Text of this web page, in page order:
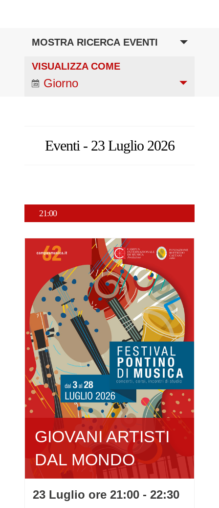
CORSI DI SERMONETA
Eventi
viste
MOSTRA RICERCA EVENTI
Evento
Viste
VISUALIZZA COME
Giorno
Eventi - 23 Luglio 2026
21:00
GIOVANI ARTISTI
DAL MONDO
23 Luglio ore 21:00- 22:30